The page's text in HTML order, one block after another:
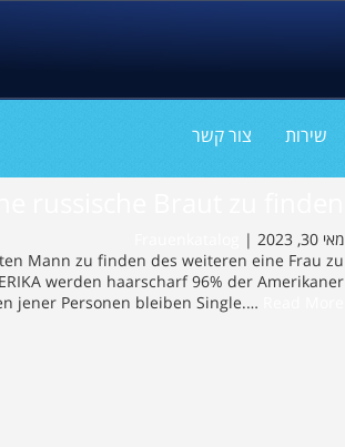
שירות צור קשר
מאי 30, 2023 |
Mann zu finden des weiteren eine Frau zu
werden haarscharf 96% der Amerikaner
jener Personen bleiben Single.…